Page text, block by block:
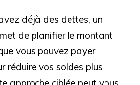
déjà des dettes, un
de planifier le montant
vous pouvez payer
réduire vos soldes plus
approche ciblée peut vous